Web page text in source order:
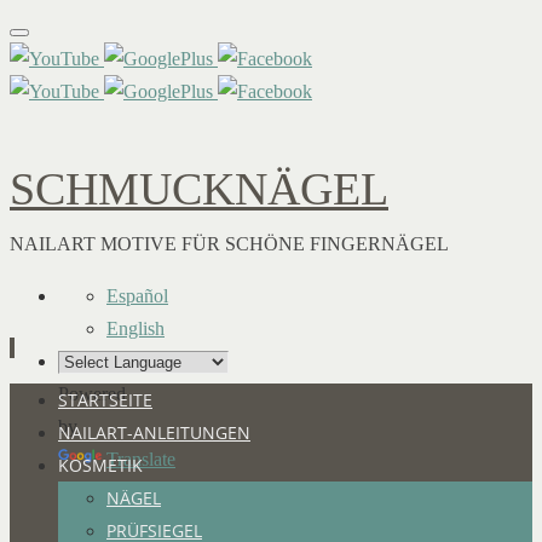
SCHMUCKNÄGEL
NAILART MOTIVE FÜR SCHÖNE FINGERNÄGEL
Español
English
Powered
by
Translate
Zum
Inhalt
springen
STARTSEITE
NAILART-ANLEITUNGEN
KOSMETIK
NÄGEL
PRÜFSIEGEL